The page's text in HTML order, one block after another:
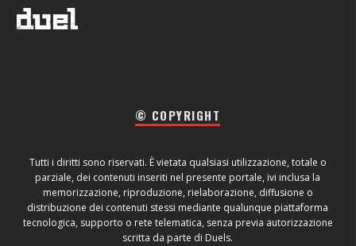
© COPYRIGHT
Tutti i diritti sono riservati. È vietata qualsiasi utilizzazione, totale o
parziale, dei contenuti inseriti nel presente portale, ivi inclusa la
memorizzazione, riproduzione, rielaborazione, diffusione o
distribuzione dei contenuti stessi mediante qualunque piattaforma
tecnologica, supporto o rete telematica, senza previa autorizzazione
scritta da parte di Duels.